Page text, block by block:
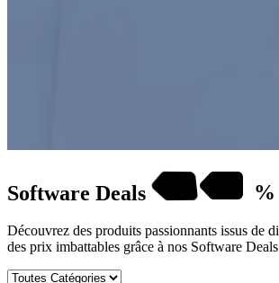
Software Deals %
Découvrez des produits passionnants issus de
des prix imbattables grâce à nos Software